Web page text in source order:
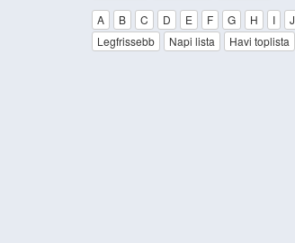
A
B C D E F G H I J
Legfrissebb
Napi lista Havi toplista